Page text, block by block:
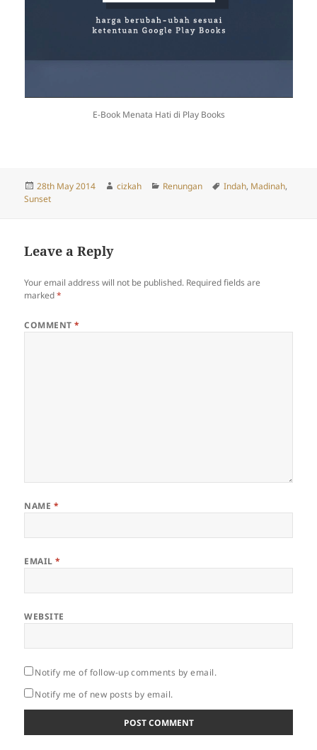
E-Book Menata Hati di Play Books
Posted
on
28th May 2014 Author
cizkah Categories
Renungan Tags
Indah, Madinah,
Sunset
Leave a Reply
Your email address will not be published. Required fields are
marked*
COMMENT*
NAME *
EMAIL*
WEBSITE
Notify me of follow-up comments by email.
Notify me of new posts by email.